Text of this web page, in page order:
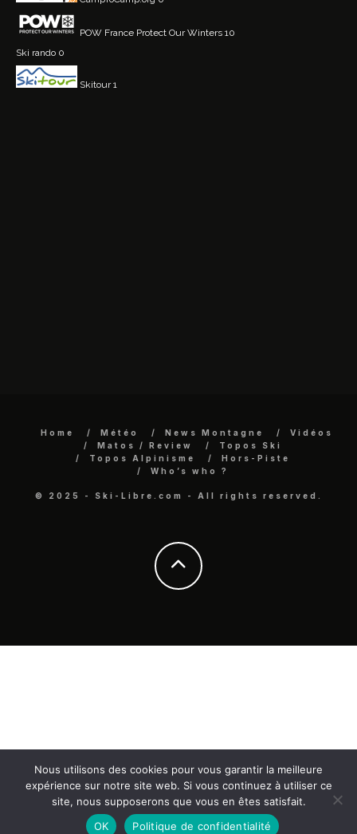
POW France Protect Our Winters 10
Ski rando 0
Skitour1
Home Météo News Montagne
Vidéos
Matos / Review
Topos Ski
Topos Alpinisme
Hors-Piste
Who’s who ?
© 2025 - Ski-Libre.com - All rights reserved.
Nous utilisons des cookies pour vous garantir la meilleure
expérience sur notre site web. Si vous continuez à utiliser ce
site, nous supposerons que vous en êtes satisfait.
OK
Politique de confidentialité